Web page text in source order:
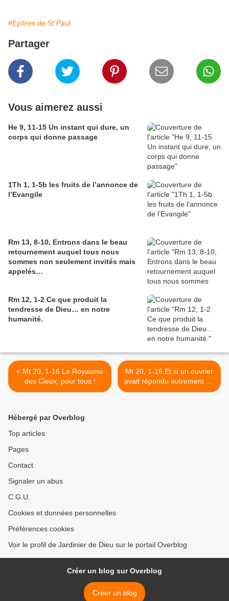
#Epîtres de St Paul
Partager
Vous aimerez aussi
He 9, 11-15 Un instant qui dure, un
corps qui donne passage
1Th 1, 1-5b les fruits de l’annonce de
l’Evangile
Rm 13, 8-10, Entrons dans le beau
retournement auquel tous nous
sommes non seulement invités mais
appelés…
Rm 12, 1-2 Ce que produit la
tendresse de Dieu… en notre
humanité.
< Mt 20, 1-16 Le Royaume
des Cieux, pour tous !
Mt 20, 1-16 Et si un ouvrier
avait répondu autrement au
propriétaire... >
Hébergé par Overblog
Top articles
Pages
Contact
Signaler un abus
C.G.U.
Cookies et données personnelles
Préférences cookies
Voir le profil de Jardinier de Dieu sur le portail Overblog
Créer un blog sur Overblog
Créer un blog